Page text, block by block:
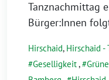
Tanznachmittag
Bürger:Innen
Hirschaid, Hirschaid -
Geselligkeit,